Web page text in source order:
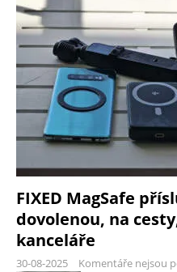
FIXED MagSafe
dovolenou, na
kanceláře
30-08-2025 Komentáře nejsou